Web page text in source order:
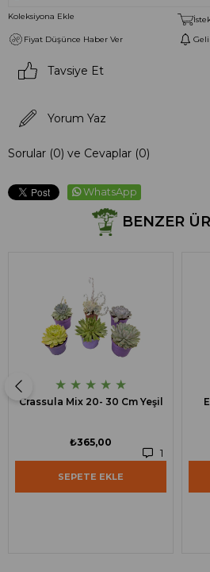
Koleksiyona Ekle
Fiyat Düşünce Haber Ver
Tavsiye Et
Yorum Yaz
Sorular (0) ve Cevaplar (0)
WhatsApp
BENZER
★ ★ ★ ★ ★
Crassula Mix 20- 30 Cm Yeşil
1
₺365,00
SEPETE EKLE